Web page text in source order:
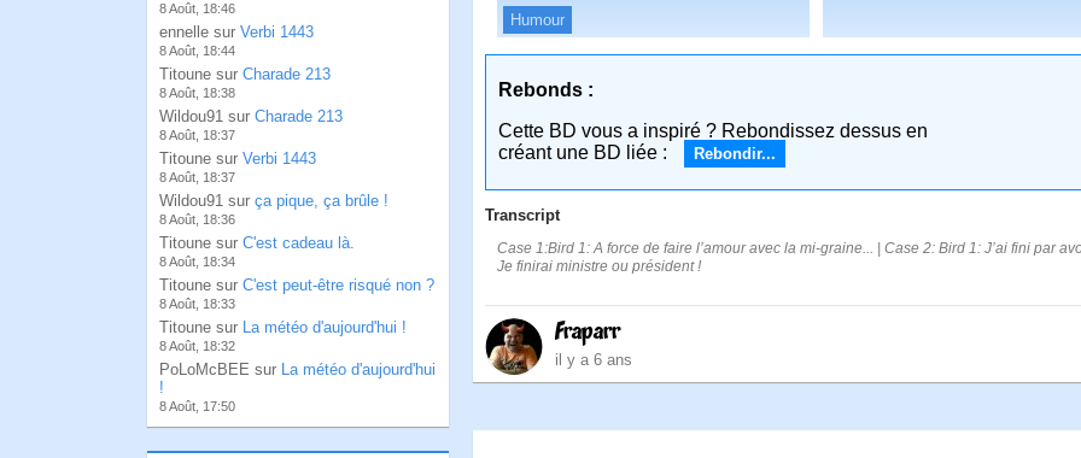
8 Août, 18:46
ennelle sur Verbi 1443
8 Août, 18:44
Titoune sur Charade 213
8 Août, 18:38
Wildou91 sur Charade 213
8 Août, 18:37
Titoune sur Verbi 1443
8 Août, 18:37
Wildou91 sur ça pique, ça brûle !
8 Août, 18:36
Titoune sur C'est cadeau là.
8 Août, 18:34
Titoune sur C'est peut-être risqué non ?
8 Août, 18:33
Titoune sur La météo d'aujourd'hui !
8 Août, 18:32
PoLoMcBEE sur La météo d'aujourd'hui
!
8 Août, 17:50
Humour
Rebonds :
Cette BD vous a inspiré ? Rebondissez dessus en
créant une BD liée :
Rebondir...
Transcript
Case 1:Bird 1: A force de faire l’amour avec la mi-graine... | Case 2: Bird 1: J’ai fini par
Je finirai ministre ou président !
Fraparr
il y a 6 ans